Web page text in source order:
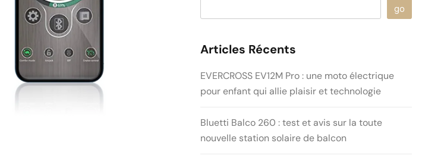
go
Articles Récents
EVERCROSS EV12M Pro : une moto électrique
pour enfant qui allie plaisir et technologie
Bluetti Balco 260 : test et avis sur la toute
nouvelle station solaire de balcon